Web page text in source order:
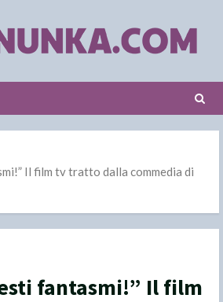
Il film tv tratto dalla commedia di
fantasmi!” Il film